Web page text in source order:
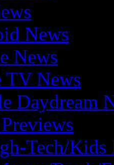
News
News
TV News
Daydream
Tech/Kids